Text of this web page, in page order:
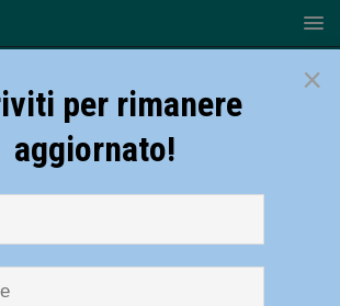
×
per rimanere
aggiornato!